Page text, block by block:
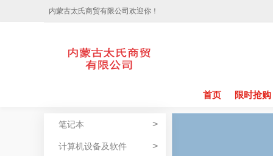
内蒙古太氏商贸有限公司欢迎你！
笔记本 >
计算机设备及软件 >
首页 限时抢购